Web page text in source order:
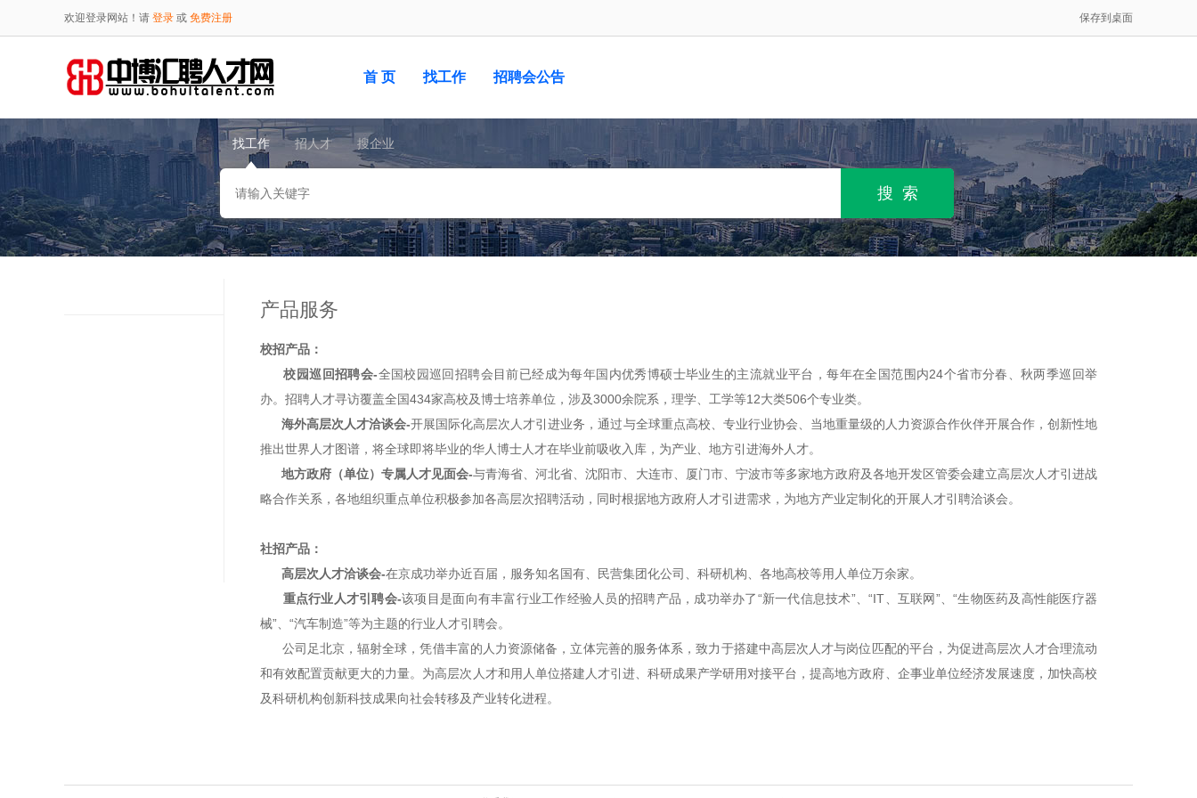
欢迎登录网站！请 登录 或 免费注册 保存到桌面
首 页 找工作 招聘会公告
找工作 招人才 搜企业
产品服务
校招产品：
校园巡回招聘会-全国校园巡回招聘会目前已经成为每年国内优秀博硕士毕业生的主流就业平台，每年在全国范围内24个省市分春、秋两季巡回举
办。招聘人才寻访覆盖全国434家高校及博士培养单位，涉及3000余院系，理学、工学等12大类506个专业类。
海外高层次人才洽谈会-开展国际化高层次人才引进业务，通过与全球重点高校、专业行业协会、当地重量级的人力资源合作伙伴开展合作，创新性地
推出世界人才图谱，将全球即将毕业的华人博士人才在毕业前吸收入库，为产业、地方引进海外人才。
地方政府（单位）专属人才见面会-与青海省、河北省、沈阳市、大连市、厦门市、宁波市等多家地方政府及各地开发区管委会建立高层次人才引进战
略合作关系，各地组织重点单位积极参加各高层次招聘活动，同时根据地方政府人才引进需求，为地方产业定制化的开展人才引聘洽谈会。
社招产品：
高层次人才洽谈会-在京成功举办近百届，服务知名国有、民营集团化公司、科研机构、各地高校等用人单位万余家。
重点行业人才引聘会-该项目是面向有丰富行业工作经验人员的招聘产品，成功举办了“新一代信息技术”、“IT、互联网”、“生物医药及高性能医疗器
械”、“汽车制造”等为主题的行业人才引聘会。
公司足北京，辐射全球，凭借丰富的人力资源储备，立体完善的服务体系，致力于搭建中高层次人才与岗位匹配的平台，为促进高层次人才合理流动
和有效配置贡献更大的力量。为高层次人才和用人单位搭建人才引进、科研成果产学研用对接平台，提高地方政府、企事业单位经济发展速度，加快高校
及科研机构创新科技成果向社会转移及产业转化进程。